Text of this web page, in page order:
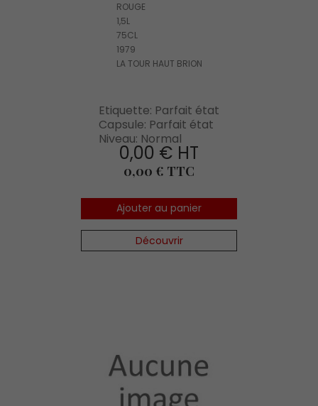
ROUGE
1,5L
75CL
1979
LA TOUR HAUT BRION
Etiquette: Parfait état
Capsule: Parfait état
Niveau: Normal
0,00 € HT
Prix
0,00 € TTC
Ajouter au panier
Découvrir